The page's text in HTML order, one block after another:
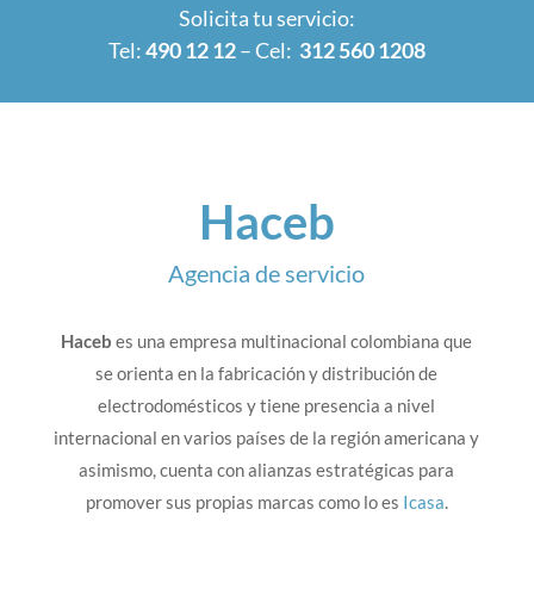
Solicita tu servicio:
Tel:490 12 12– Cel: 312 560 1208
Haceb
Agencia de servicio
Haceb es una empresa multinacional colombiana que
se orienta en la fabricación y distribución de
electrodomésticos y tiene presencia a nivel
internacional en varios países de la región americana y
asimismo, cuenta con alianzas estratégicas para
promover sus propias marcas como lo es Icasa.